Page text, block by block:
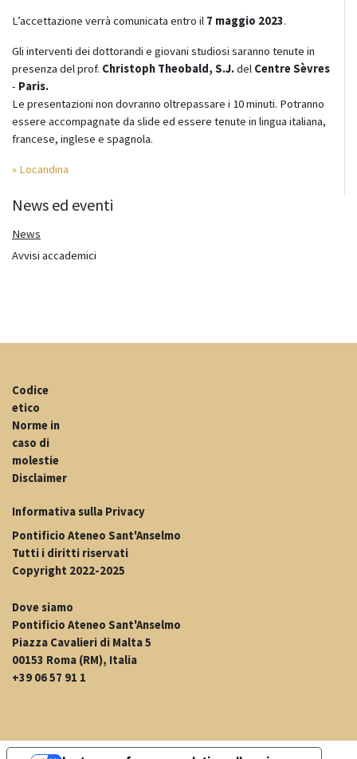
L’accettazione verrà comunicata entro il 7 maggio 2023.
Gli interventi dei dottorandi e giovani studiosi saranno tenute in
presenza del prof. Christoph Theobald, S.J.del Centre Sèvres
- Paris.
Le presentazioni non dovranno oltrepassare i 10 minuti. Potranno
essere accompagnate da slide ed essere tenute in lingua italiana,
francese, inglese e spagnola.
» Locandina
News ed eventi
News
Avvisi accademici
Codice
etico
Norme in
caso di
molestie
Disclaimer
Informativa sulla Privacy
Pontificio Ateneo Sant'Anselmo
Tutti i diritti riservati
Copyright 2022-2025
Dove siamo
Pontificio Ateneo Sant'Anselmo
Piazza Cavalieri di Malta 5
00153 Roma (RM), Italia
+39 06 57 91 1